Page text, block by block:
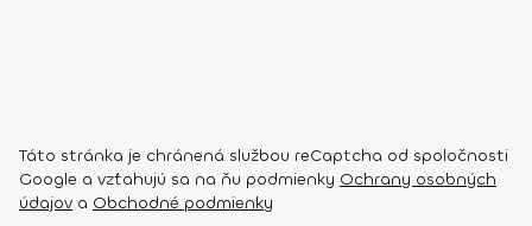
Táto stránka je chránená službou reCaptcha od spoločnosti
Google a vzťahujú sa na ňu podmienky Ochrany osobných
údajov a Obchodné podmienky